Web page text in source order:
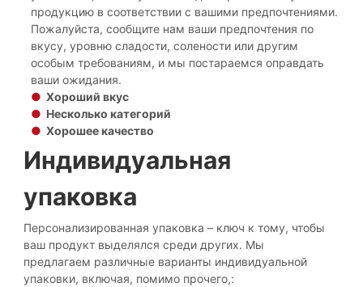
продукцию в соответствии с вашими предпочтениями.
Пожалуйста, сообщите нам ваши предпочтения по
вкусу, уровню сладости, солености или другим
особым требованиям, и мы постараемся оправдать
ваши ожидания.
● Хороший вкус
● Несколько категорий
● Хорошее качество
Индивидуальная
упаковка
Персонализированная упаковка – ключ к тому, чтобы
ваш продукт выделялся среди других. Мы
предлагаем различные варианты индивидуальной
упаковки, включая, помимо прочего,: